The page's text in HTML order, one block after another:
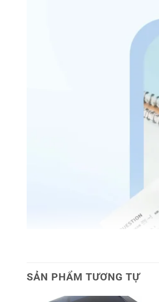
SẢN PHẨM TƯƠNG TỰ